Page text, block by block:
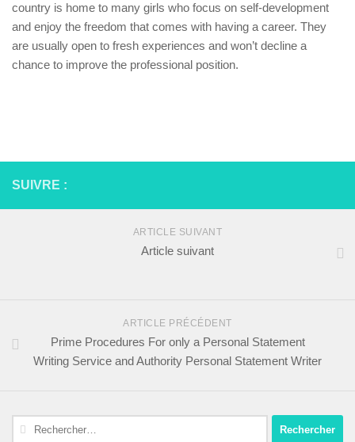
country is home to many girls who focus on self-development
and enjoy the freedom that comes with having a career. They
are usually open to fresh experiences and won’t decline a
chance to improve the professional position.
SUIVRE :
ARTICLE SUIVANT
Article suivant
ARTICLE PRÉCÉDENT
Prime Procedures For only a Personal Statement
Writing Service and Authority Personal Statement Writer
Rechercher :